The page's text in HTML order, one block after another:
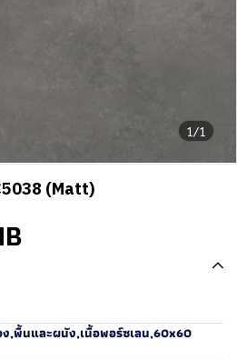
1/1
(Matt)
,พื้นและผนัง,เนื้อพอร์ซเลน,60x60